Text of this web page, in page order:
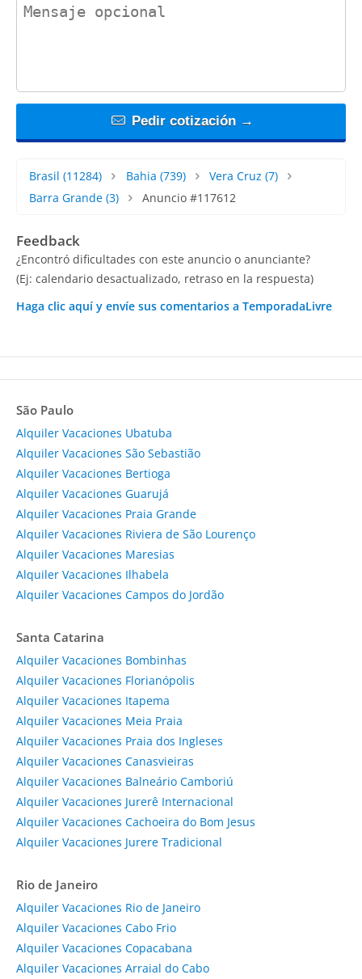
Pedir cotización →
Brasil (11284) Bahia (739) Vera Cruz (7)
Barra Grande (3) Anuncio #117612
Feedback
¿Encontró dificultades con este anuncio o anunciante?
(Ej: calendario desactualizado, retraso en la respuesta)
Haga clic aquí y envíe sus comentarios a TemporadaLivre
São Paulo
Alquiler Vacaciones Ubatuba
Alquiler Vacaciones São Sebastião
Alquiler Vacaciones Bertioga
Alquiler Vacaciones Guarujá
Alquiler Vacaciones Praia Grande
Alquiler Vacaciones Riviera de São Lourenço
Alquiler Vacaciones Maresias
Alquiler Vacaciones Ilhabela
Alquiler Vacaciones Campos do Jordão
Santa Catarina
Alquiler Vacaciones Bombinhas
Alquiler Vacaciones Florianópolis
Alquiler Vacaciones Itapema
Alquiler Vacaciones Meia Praia
Alquiler Vacaciones Praia dos Ingleses
Alquiler Vacaciones Canasvieiras
Alquiler Vacaciones Balneário Camboriú
Alquiler Vacaciones Jurerê Internacional
Alquiler Vacaciones Cachoeira do Bom Jesus
Alquiler Vacaciones Jurere Tradicional
Rio de Janeiro
Alquiler Vacaciones Rio de Janeiro
Alquiler Vacaciones Cabo Frio
Alquiler Vacaciones Copacabana
Alquiler Vacaciones Arraial do Cabo